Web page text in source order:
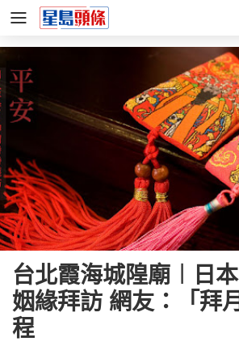
台北霞海城隍廟︱日
姻緣拜訪 網友：「拜
程